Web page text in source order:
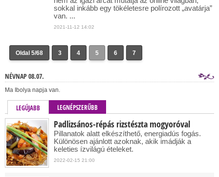
sokkal inkább egy tökéletesre polírozott „avatárja”
van. ...
2021-11-12 14:02
Oldal 5/68 3 4 5 6 7
NÉVNAP 08.07.
Ma Ibolya napja van.
LEGÚJABB LEGNÉPSZERŰBB
Padlizsános-répás rizstészta mogyoróval
Pillanatok alatt elkészíthető, energiadús fogás.
Különösen ajánlott azoknak, akik imádják a
keleties ízvilágú ételeket.
2022-02-15 21:00